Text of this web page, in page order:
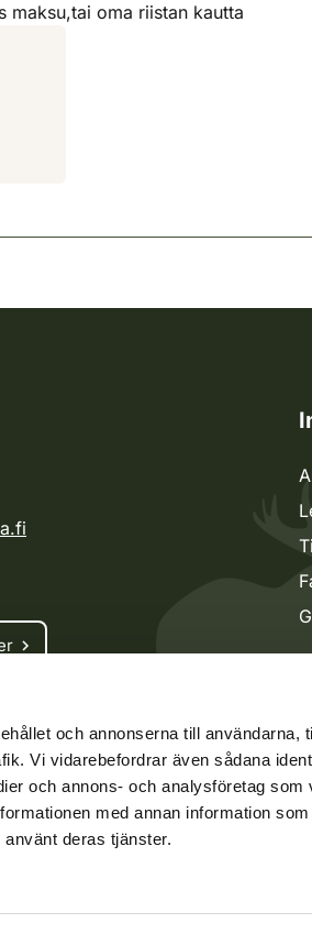
och annonserna till användarna,
Vi vidarebefordrar även sådana
och annons- och analysföretag som
med annan information
deras tjänster.
oma riistan kautta
och dispenser